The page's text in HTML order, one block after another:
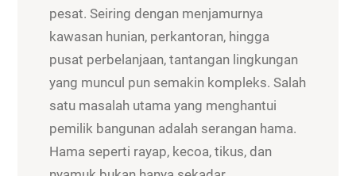
pesat. Seiring dengan menjamurnya
kawasan hunian, perkantoran, hingga
pusat perbelanjaan, tantangan lingkungan
yang muncul pun semakin kompleks. Salah
satu masalah utama yang menghantui
pemilik bangunan adalah serangan hama.
Hama seperti rayap, kecoa, tikus, dan